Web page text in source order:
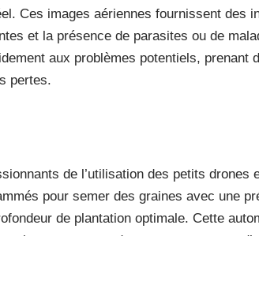
Ces images aériennes fournissent des
et la présence de parasites ou de
aux problèmes potentiels, prenant
pertes.
de l’utilisation des petits
pour semer des graines avec une
de plantation optimale. Cette
leur permettant de se concentrer sur